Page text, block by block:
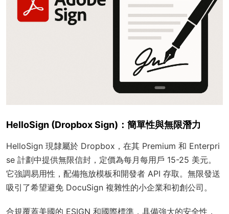
HelloSign (Dropbox Sign)：簡單性與無限潛力
HelloSign 現隸屬於 Dropbox，在其 Premium 和 Enterpri
se 計劃中提供無限信封，定價為每月每用戶 15-25 美元。
它強調易用性，配備拖放模板和開發者 API 存取。無限發送
吸引了希望避免 DocuSign 複雜性的小企業和初創公司。
合規覆蓋美國的 ESIGN 和國際標準，具備強大的安全性，